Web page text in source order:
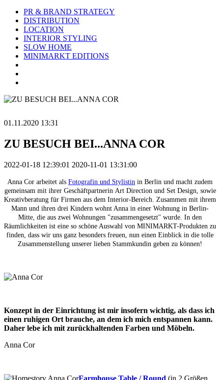
PR & BRAND STRATEGY
DISTRIBUTION
LOCATION
INTERIOR STYLING
SLOW HOME
MINIMARKT EDITIONS
01.11.2020 13:31
ZU BESUCH BEI...ANNA COR
2022-01-18 12:39:01 2020-11-01 13:31:00
Anna Cor arbeitet als Fotografin und Stylistin in Berlin und macht zudem
gemeinsam mit ihrer Geschäftpartnerin Art Direction und Set Design, sowie
Kreativberatung für Firmen aus dem Interior-Bereich. Zusammen mit ihrem
Mann und ihren drei Kindern wohnt Anna in einer Wohnung in Berlin-
Mitte, die aus zwei Wohnungen "zusammengesetzt" wurde. In den
Räumlichkeiten ist eine so schöne Auswahl von MINIMARKT-Produkten zu
finden, dass wir uns ganz besonders freuen, nun einen Einblick in die tolle
Zusammenstellung unserer lieben Stammkundin geben zu können!
Konzept in der Einrichtung ist mir insofern wichtig, als dass ich
einen ruhigen Ort brauche, an dem ich mich entspannen kann.
Daher lebe ich mit zurückhaltenden Farben und Möbeln.
Anna Cor
Farmhouse Table / Round (in 2 Größen